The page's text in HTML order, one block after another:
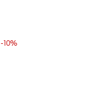
-10%